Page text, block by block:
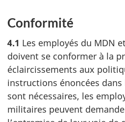
Conformité
4.1 Les employés du MDN
doivent se conformer à la
éclaircissements aux
instructions énoncées dans
sont nécessaires, les
militaires peuvent